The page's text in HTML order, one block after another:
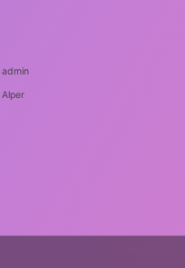
admin
Alper